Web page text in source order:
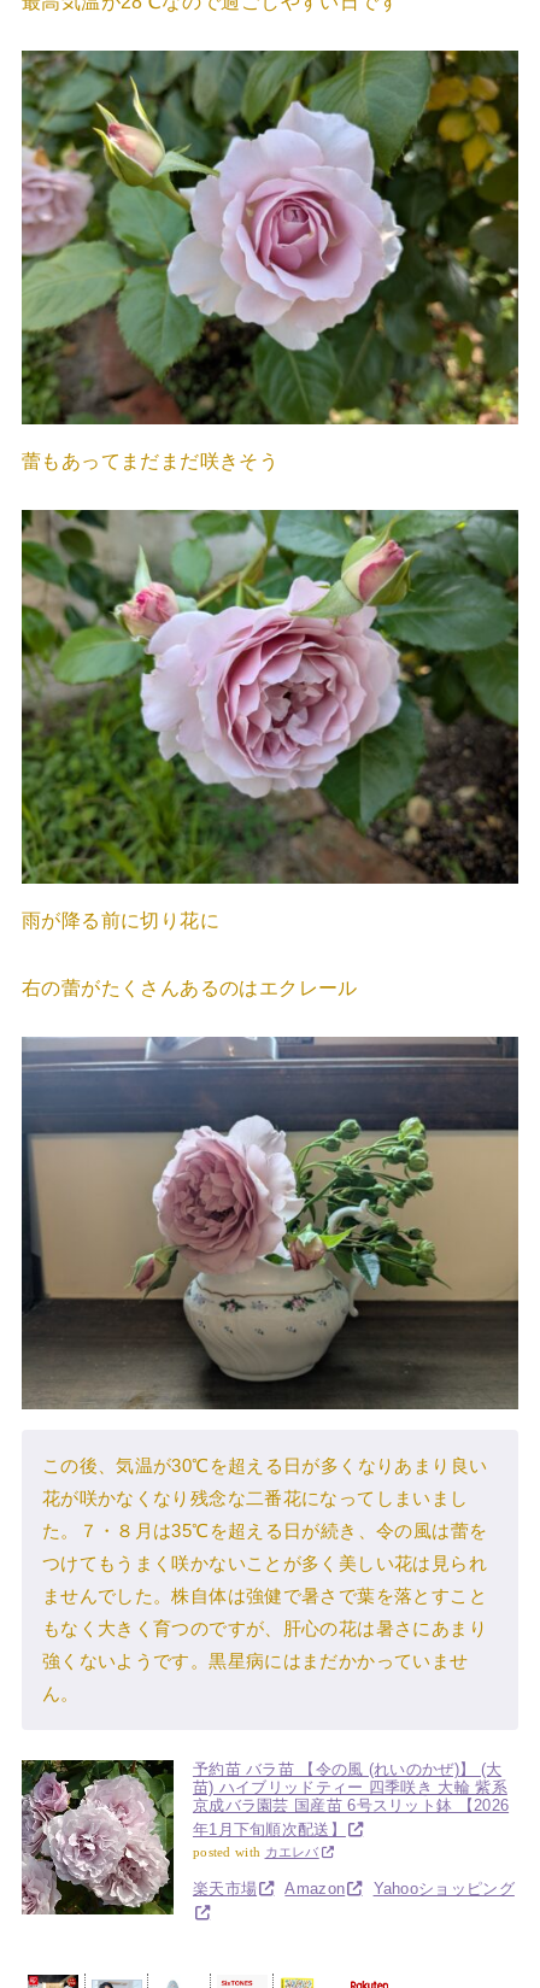
蕾もあってまだまだ咲きそう
雨が降る前に切り花に
右の蕾がたくさんあるのはエクレール
この後、気温が30℃を超える日が多くなりあまり良い
花が咲かなくなり残念な二番花になってしまいまし
た。７・８月は35℃を超える日が続き、令の風は蕾を
つけてもうまく咲かないことが多く美しい花は見られ
ませんでした。株自体は強健で暑さで葉を落とすこと
もなく大きく育つのですが、肝心の花は暑さにあまり
強くないようです。黒星病にはまだかかっていませ
ん。
予約苗 バラ苗 【令の風 (れいのかぜ)】 (大
苗) ハイブリッドティー 四季咲き 大輪 紫系
京成バラ園芸 国産苗 6号スリット鉢 【2026
年1月下旬順次配送】
posted with カエレバ
楽天市場 Amazon Yahooショッピング